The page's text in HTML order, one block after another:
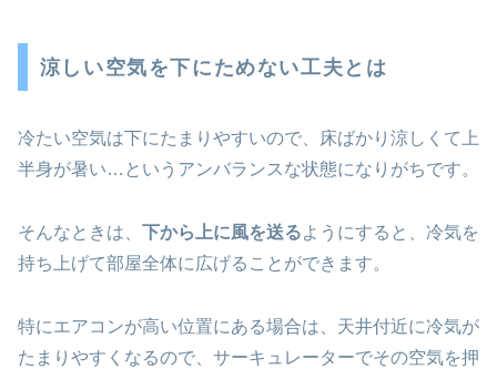
涼しい空気を下にためない工夫とは
冷たい空気は下にたまりやすいので、床ばかり涼しくて上
半身が暑い…というアンバランスな状態になりがちです。
そんなときは、 下から上に風を送るようにすると、冷気を
持ち上げて部屋全体に広げることができます。
特にエアコンが高い位置にある場合は、天井付近に冷気が
たまりやすくなるので、サーキュレーターでその空気を押